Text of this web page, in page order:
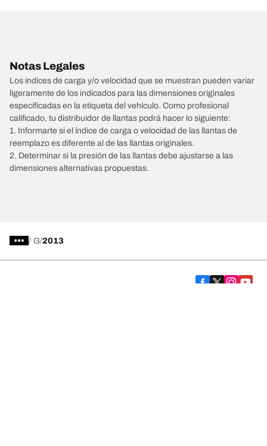
Notas Legales
Los índices de carga y/o velocidad que se muestran pueden variar
ligeramente de los indicados para las dimensiones originales
especificadas en la etiqueta del vehículo. Como profesional
calificado, tu distribuidor de llantas podrá hacer lo siguiente:
1. Informarte si el índice de carga o velocidad de las llantas de
reemplazo es diferente al de las llantas originales.
2. Determinar si la presión de las llantas debe ajustarse a las
dimensiones alternativas propuestas.
/ G 2013